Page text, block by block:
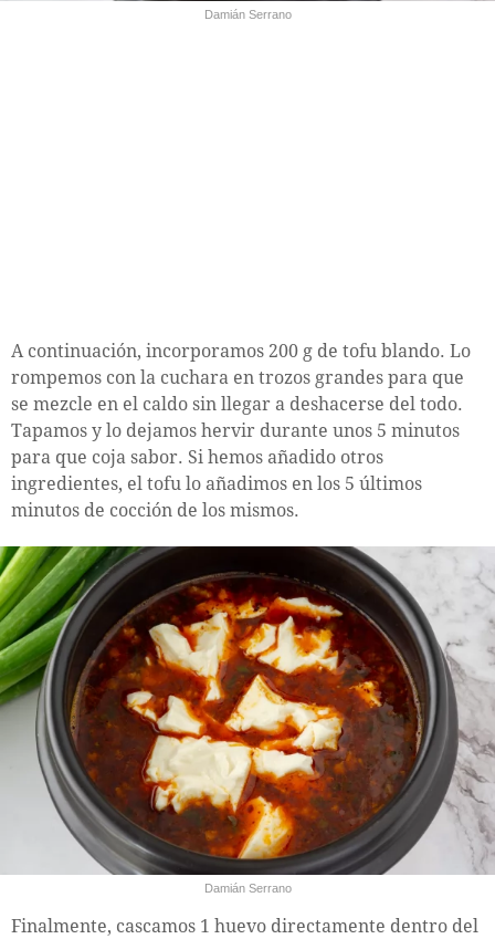
Damián Serrano
A continuación, incorporamos 200 g de tofu blando. Lo
rompemos con la cuchara en trozos grandes para que
se mezcle en el caldo sin llegar a deshacerse del todo.
Tapamos y lo dejamos hervir durante unos 5 minutos
para que coja sabor. Si hemos añadido otros
ingredientes, el tofu lo añadimos en los 5 últimos
minutos de cocción de los mismos.
Damián Serrano
Finalmente, cascamos 1 huevo directamente dentro del